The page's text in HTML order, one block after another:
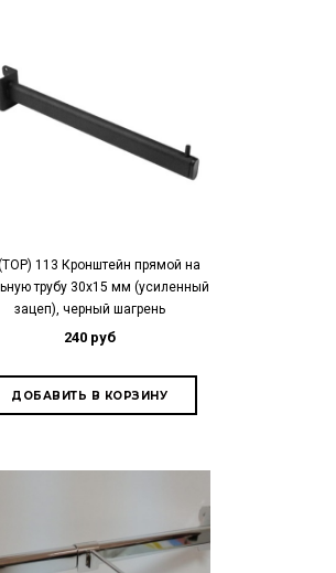
113 Кронштейн прямой на
трубу 30х15 мм (усиленный
зацеп), черный шагрень
240 руб